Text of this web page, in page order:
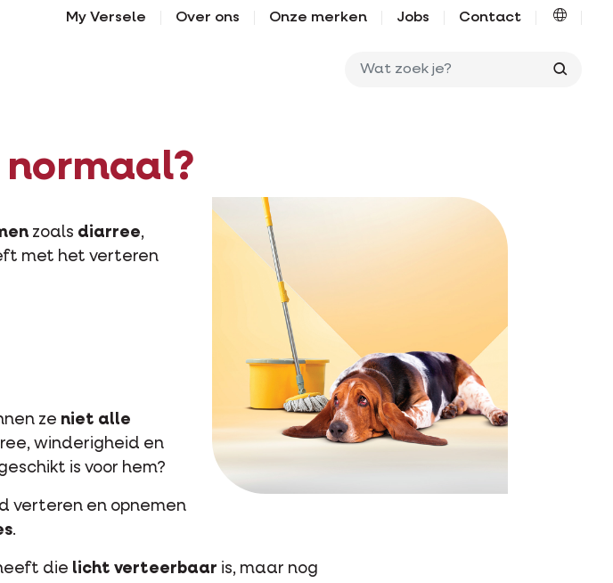
My Versele Over ons Onze merken Jobs Contact
zoals diarree,
met het verteren
ze niet alle
winderigheid en
is voor hem?
verteren en opnemen
.
die licht verteerbaar is, maar nog